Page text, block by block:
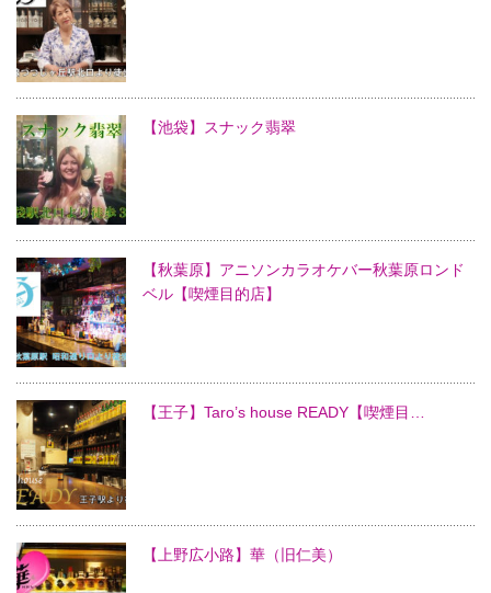
【池袋】スナック翡翠
【秋葉原】アニソンカラオケバー秋葉原ロンド
ベル【喫煙目的店】
【王子】Taro’s house READY【喫煙目…
【上野広小路】華（旧仁美）